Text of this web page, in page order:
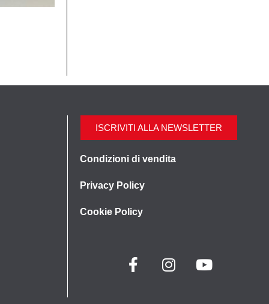
ISCRIVITI ALLA NEWSLETTER
Condizioni di vendita
Privacy Policy
Cookie Policy